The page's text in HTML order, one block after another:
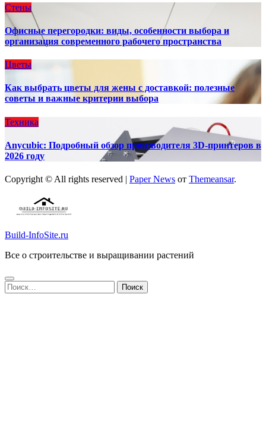
Стены
Офисные перегородки: виды, особенности выбора и
организация современного рабочего пространства
Цветы
Как выбрать цветы для жены с доставкой: полезные
советы и важные критерии выбора
Техника
Anycubic: Подробный обзор производителя 3D-принтеров в
2026 году
Copyright © All rights reserved | Paper News от Themeansar.
Build-InfoSite.ru
Все о строительстве и выращивании растений
Найти: